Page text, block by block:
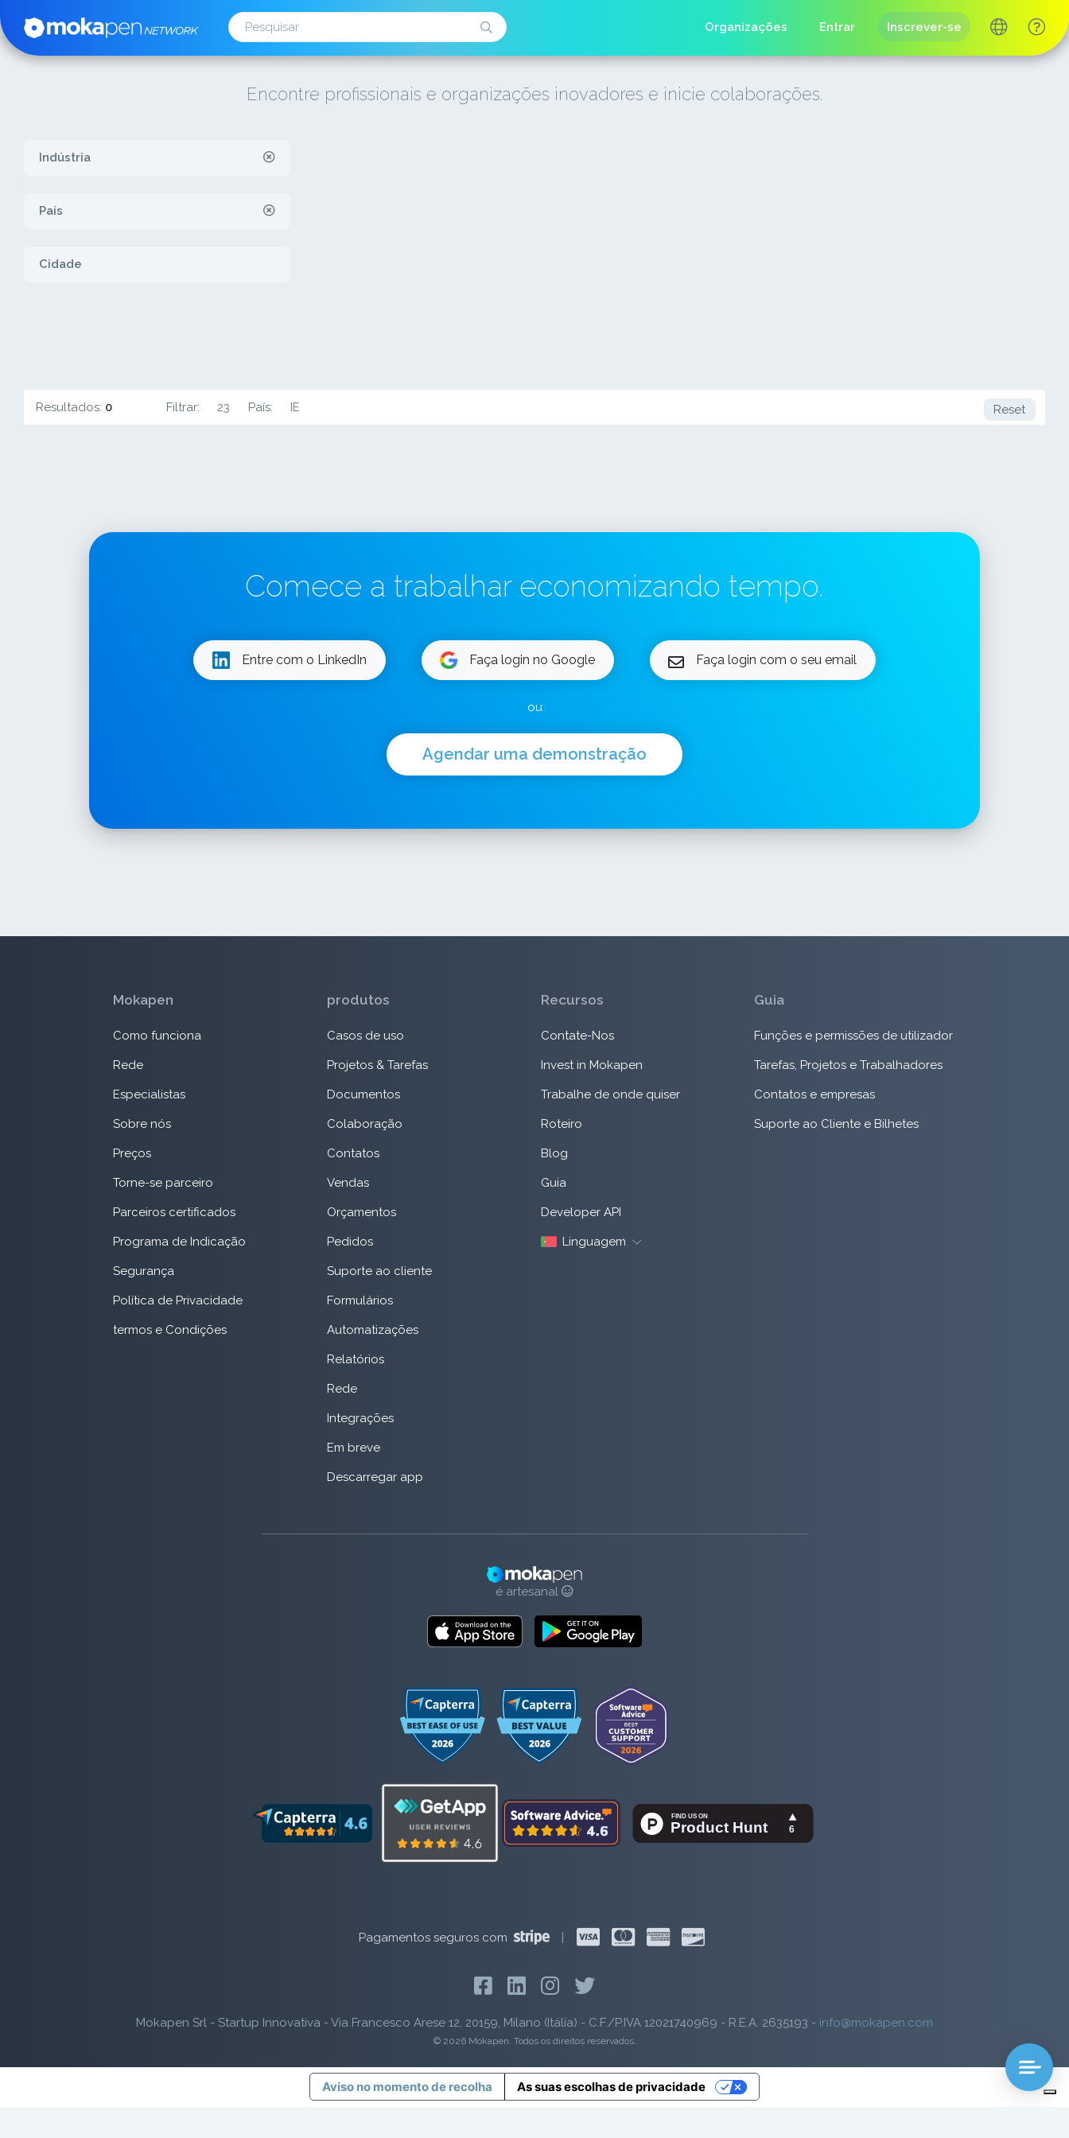
Organizações Entrar Inscrever-se
Encontre profissionais e organizações inovadores e inicie colaborações.
Indústria
País
Cidade
Resultados: 0 Filtrar: 23 País: IE Reset
Comece a trabalhar economizando tempo.
Entre com o LinkedIn Faça login no Google Faça login com o seu email
ou
Agendar uma demonstração
Mokapen
Como funciona
Rede
Especialistas
Sobre nós
Preços
Torne-se parceiro
Parceiros certificados
Programa de Indicação
Segurança
Política de Privacidade
termos e Condições
produtos
Casos de uso
Projetos & Tarefas
Documentos
Colaboração
Contatos
Vendas
Orçamentos
Pedidos
Suporte ao cliente
Formulários
Automatizações
Relatórios
Rede
Integrações
Em breve
Descarregar app
Recursos
Contate-Nos
Invest in Mokapen
Trabalhe de onde quiser
Roteiro
Blog
Guia
Developer API
Linguagem
Guia
Funções e permissões de utilizador
Tarefas, Projetos e Trabalhadores
Contatos e empresas
Suporte ao Cliente e Bilhetes
é artesanal
Pagamentos seguros com |
Mokapen Srl - Startup Innovativa - Via Francesco Arese 12, 20159, Milano (Itália) - C.F./P.IVA 12021740969 - R.E.A. 2635193 - info@mokapen.com
© 2026 Mokapen. Todos os direitos reservados.
Aviso no momento de recolha As suas escolhas de privacidade